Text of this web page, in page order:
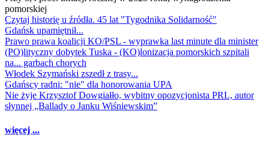
pomorskiej
Czytaj historię u źródła. 45 lat "Tygodnika Solidarność"
Gdańsk upamiętnił...
Prawo prawa koalicji KO/PSL - wyprawka last minute dla minister
(PO)lityczny dobytek Tuska - (KO)lonizacja pomorskich szpitali
na... garbach chorych
Włodek Szymański zszedł z trasy...
Gdańscy radni: "nie" dla honorowania UPA
Nie żyje Krzysztof Dowgiałło, wybitny opozycjonista PRL, autor
słynnej „Ballady o Janku Wiśniewskim”
więcej ...